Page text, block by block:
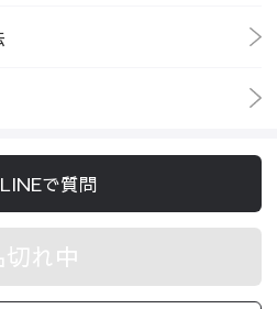
LINEで質問
切れ中